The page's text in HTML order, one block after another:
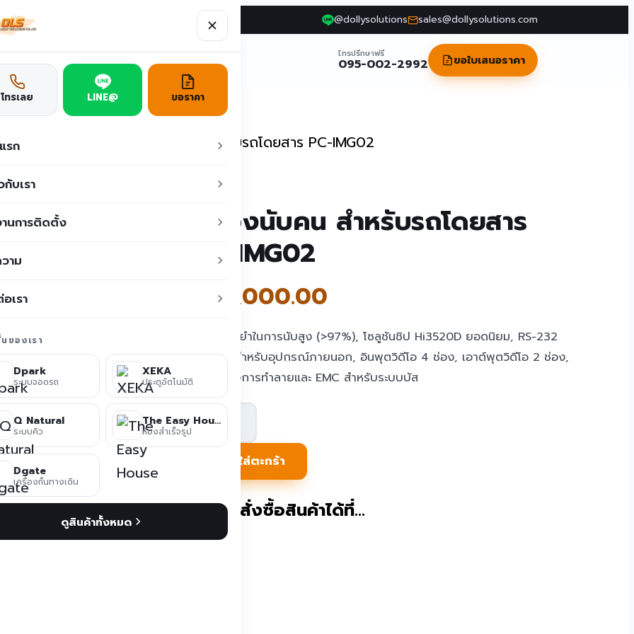
@dollysolutions sales@dollysolutions.com
ชั่น ผลงาน บทความ ติดต่อเรา โทรปรึกษาฟรี
095-002-2992 ขอใบเสนอราคา
โทรเลย LINE@ ขอราคา
รก
กับเรา
นการติดตั้ง
าม
เรา
ของเรา
Dpark
ระบบจอดรถ
XEKA
ประตูอัตโนมัติ
Q Natural
ระบบคิว
The Easy House
ห้องสำเร็จรูป
Dgate
เครื่องกั้นทางเดิน
ดูสินค้าทั้งหมด
อก กล้องนับคน สำหรับรถโดยสาร PC-IMG02
กล้องนับคน สำหรับรถโดยสาร
PC-IMG02
45,000.00
ความแม่นยำในการนับสูง (>97%), โซลูชันชิป Hi3520D ยอดนิยม, RS-232
ครบครันสำหรับอุปกรณ์ภายนอก, อินพุตวิดีโอ 4 ช่อง, เอาต์พุตวิดีโอ 2 ช่อง,
ทนทานต่อการทำลายและ EMC สำหรับระบบบัส
จำนวน
สำหรับ
หยิบใส่ตะกร้า
ติดต่อสั่งซื้อสินค้าได้ที่…